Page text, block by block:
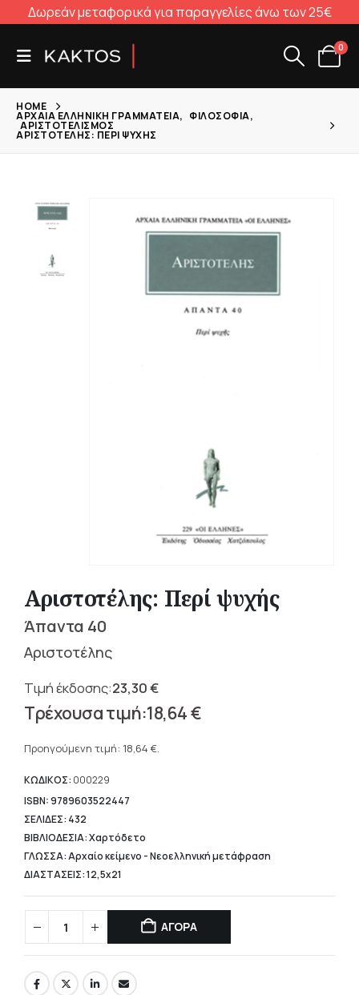
Δωρεάν μεταφορικά για παραγγελίες άνω των 25€
0
HOME
ΑΡΧΑΊΑ ΕΛΛΗΝΙΚΉ ΓΡΑΜΜΑΤΕΊΑ, ΦΙΛΟΣΟΦΊΑ,
ΑΡΙΣΤΟΤΕΛΙΣΜΌΣ
ΑΡΙΣΤΟΤΈΛΗΣ: ΠΕΡΊ ΨΥΧΉΣ
Αριστοτέλης: Περί ψυχής
Άπαντα 40
Αριστοτέλης
23,30€
Original
price
23,30 €.
18,64€
τρέχουσα
είναι:
18,64 €.
Προηγούμενη τιμή: 18,64 €.
ΚΩΔΙΚΟΣ: 000229
ISBN: 9789603522447
ΣΕΛΙΔΕΣ: 432
ΒΙΒΛΙΟΔΕΣΙΑ: Χαρτόδετο
ΓΛΩΣΣΑ: Αρχαίο κείμενο - Νεοελληνική μετάφραση
ΔΙΑΣΤΑΣΕΙΣ: 12,5x21
ΑΓΟΡΑ